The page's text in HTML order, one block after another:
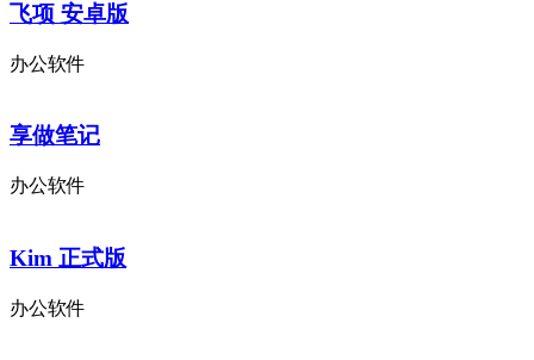
飞项 安卓版
办公软件
享做笔记
办公软件
Kim 正式版
办公软件